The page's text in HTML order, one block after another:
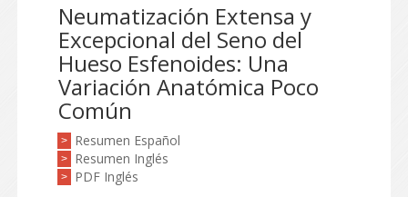
Neumatización Extensa y
Excepcional del Seno del
Hueso Esfenoides: Una
Variación Anatómica Poco
Común
> Resumen Español
> Resumen Inglés
> PDF Inglés